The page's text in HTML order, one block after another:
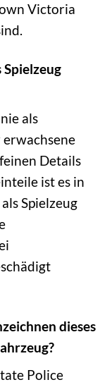
Victoria
als
Details
ist es in
Spielzeug
dieses
Police